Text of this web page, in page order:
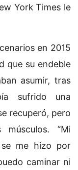
York Times le
en 2015
que su endeble
asumir, tras
sufrido una
recuperó, pero
“Mi
me hizo por
caminar ni